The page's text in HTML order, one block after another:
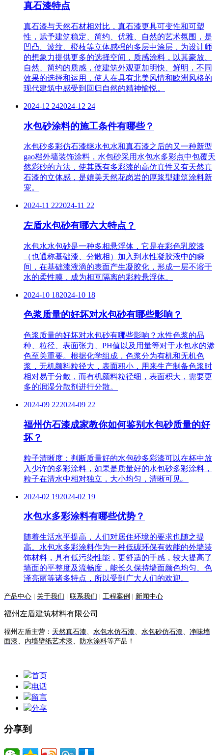
真石漆特点
真石漆与天然石材相对比，真石漆更具可变性和可塑
性，赋予建筑稳定、简约、优雅、自然的艺术氛围，是
凹凸、波纹、橙枝等立体感强的多层中涂层，为设计师
的想象力提供更多的选择空间，质感涂料，以其豪放、
自然、简约的质感，使建筑外观更加明快、鲜明，不同
效果的选择和运用，使人在具有北美风情和欧洲风格的
现代建筑中感受到回归自然的精神愉悦。
2024-12 242024-12 24
水包砂涂料的施工条件有哪些？
水包砂多彩仿石漆继水包水和真石漆之后的又一种新型
gao档外墙装饰涂料，水包砂采用水包水多彩点中包覆天
然彩砂的方法，使其既有多彩漆的高仿真性又有天然真
石漆的立体感，是媲美天然花岗岩的厚浆型建筑涂料新
宠。
2024-11 222024-11 22
左盾水包砂有哪六大特点？
水包水水包砂是一种多相悬浮体，它是在彩色乳胶漆
（也通称基础漆、分散相）加入到水性凝胶液中的瞬
间，在基础漆液滴的表面产生凝胶化，形成一层不溶于
水的柔性膜，成为相互隔离的彩粒悬浮体。
2024-10 182024-10 18
色浆质量的好坏对水包砂有哪些影响？
色浆质量的好坏对水包砂有哪些影响？水性色浆的品
种、粒径、表面张力、PH值以及用量等对于水包水的渗
色至关重要。根据化学组成，色浆分为有机和无机色
浆，无机颜料粒径大，表面积小，用来生产制备色浆时
相对易于分散，而有机颜料粒径细，表面积大，需要更
多的润湿分散剂进行分散。
2024-09 222024-09 22
福州仿石漆成家教你如何鉴别水包砂质量的好
坏？
粒子清晰度：判断质量好的水包砂多彩漆可以在杯中放
入少许的多彩涂料，如果是质量好的水包砂多彩涂料，
粒子在清水中相对独立，大小均匀，清晰可见。
2024-02 192024-02 19
水包水多彩涂料有哪些优势？
随着生活水平提高，人们对居住环境的要求也随之提
高。水包水多彩涂料作为一种低碳环保有效能的外墙装
饰材料，具有低污染性能，更舒适的手感，较大提高了
墙面的平整度及流畅度，能长久保持墙面颜色均匀、色
泽亮丽等诸多特点，所以受到广大人们的欢迎。
产品中心 关于我们 联系我们 工程案例 新闻中心
福州左盾建筑材料有限公司
福州左盾主营： 天然真石漆、 水包水仿石漆、 水包砂仿石漆、 净味墙
面漆、 内墙壁纸艺术漆、 防水涂料等产品！
首页
电话
留言
分享
分享到